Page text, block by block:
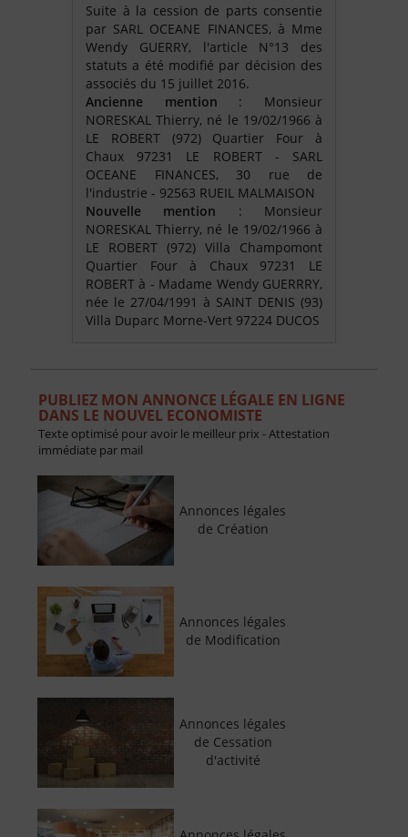
Suite à la cession de parts consentie
par SARL OCEANE FINANCES, à Mme
Wendy GUERRY, l'article N°13 des
statuts a été modifié par décision des
associés du 15 juillet 2016.
Ancienne mention : Monsieur
NORESKAL Thierry, né le 19/02/1966 à
LE ROBERT (972) Quartier Four à
Chaux 97231 LE ROBERT - SARL
OCEANE FINANCES, 30 rue de
l'industrie - 92563 RUEIL MALMAISON
Nouvelle mention : Monsieur
NORESKAL Thierry, né le 19/02/1966 à
LE ROBERT (972) Villa Champomont
Quartier Four à Chaux 97231 LE
ROBERT à - Madame Wendy GUERRRY,
née le 27/04/1991 à SAINT DENIS (93)
Villa Duparc Morne-Vert 97224 DUCOS
PUBLIEZ MON ANNONCE LÉGALE EN LIGNE
DANS LE NOUVEL ECONOMISTE
Texte optimisé pour avoir le meilleur prix - Attestation
immédiate par mail
Annonces légales
de Création
Annonces légales
de Modification
Annonces légales
de Cessation
d'activité